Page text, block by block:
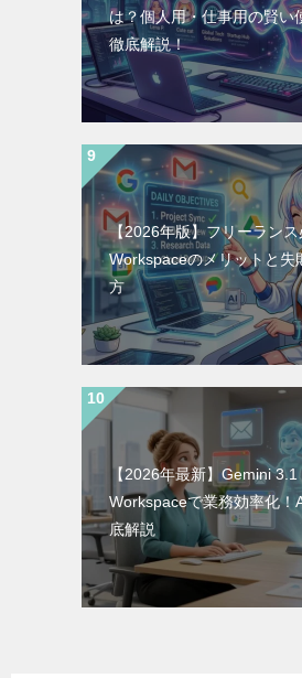
は？個人用・仕事用の賢い
徹底解説！
【2026年版】フリーラン
Workspaceのメリットと失
方
【2026年最新】Gemini
Workspaceで業務効率化！
底解説